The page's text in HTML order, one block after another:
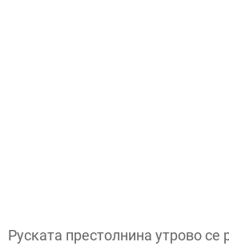
Руската престолнина утрово се